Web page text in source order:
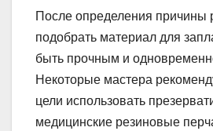
После определения причины
подобрать материал для
быть прочным и
Некоторые мастера
цели использовать
медицинские резиновые